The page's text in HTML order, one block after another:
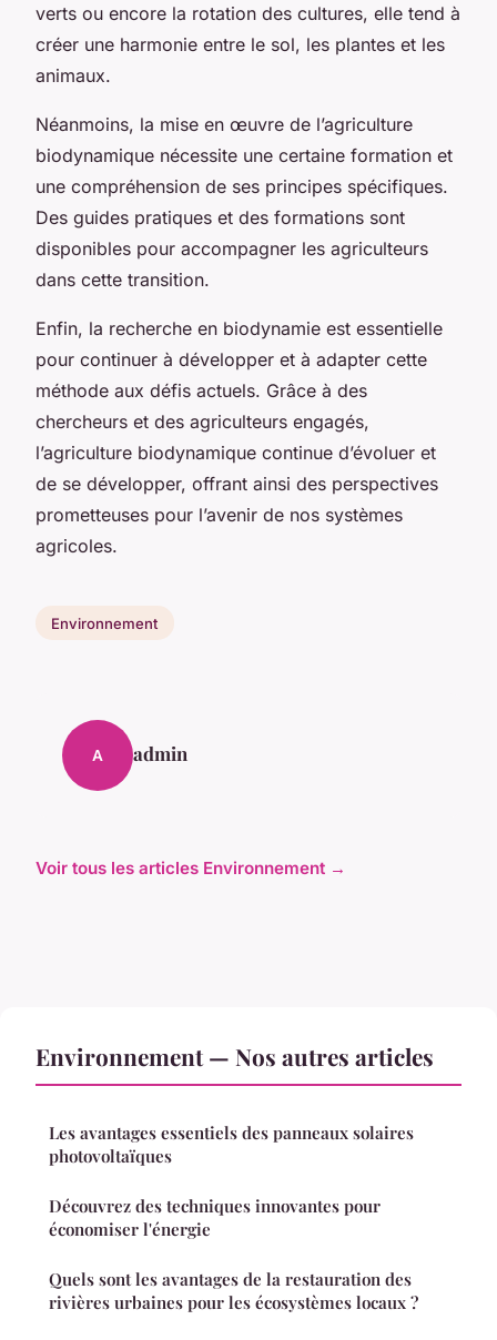
verts ou encore la rotation des cultures, elle tend à
créer une harmonie entre le sol, les plantes et les
animaux.
Néanmoins, la mise en œuvre de l’agriculture
biodynamique nécessite une certaine formation et
une compréhension de ses principes spécifiques.
Des guides pratiques et des formations sont
disponibles pour accompagner les agriculteurs
dans cette transition.
Enfin, la recherche en biodynamie est essentielle
pour continuer à développer et à adapter cette
méthode aux défis actuels. Grâce à des
chercheurs et des agriculteurs engagés,
l’agriculture biodynamique continue d’évoluer et
de se développer, offrant ainsi des perspectives
prometteuses pour l’avenir de nos systèmes
agricoles.
Environnement
A admin
Voir tous les articles Environnement →
Environnement — Nos autres articles
Les avantages essentiels des panneaux solaires
photovoltaïques
Découvrez des techniques innovantes pour
économiser l'énergie
Quels sont les avantages de la restauration des
rivières urbaines pour les écosystèmes locaux ?